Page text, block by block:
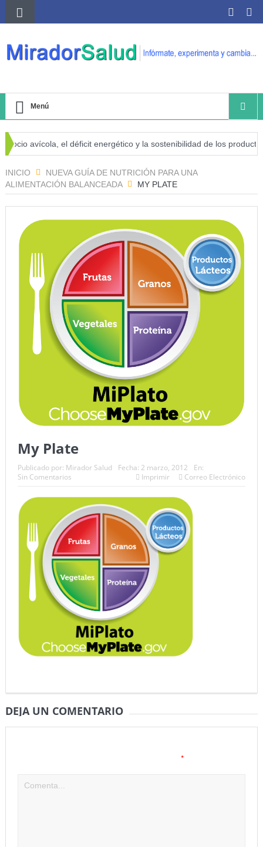
Menú
avícola, el déficit energético y la sostenibilidad de los productores
INICIO
NUEVA GUÍA DE NUTRICIÓN PARA UNA
ALIMENTACIÓN BALANCEADA
MY PLATE
My Plate
Publicado por: Mirador Salud Fecha: 2 marzo, 2012
En:
Sin Comentarios
Imprimir Correo Electrónico
DEJA UN COMENTARIO
*